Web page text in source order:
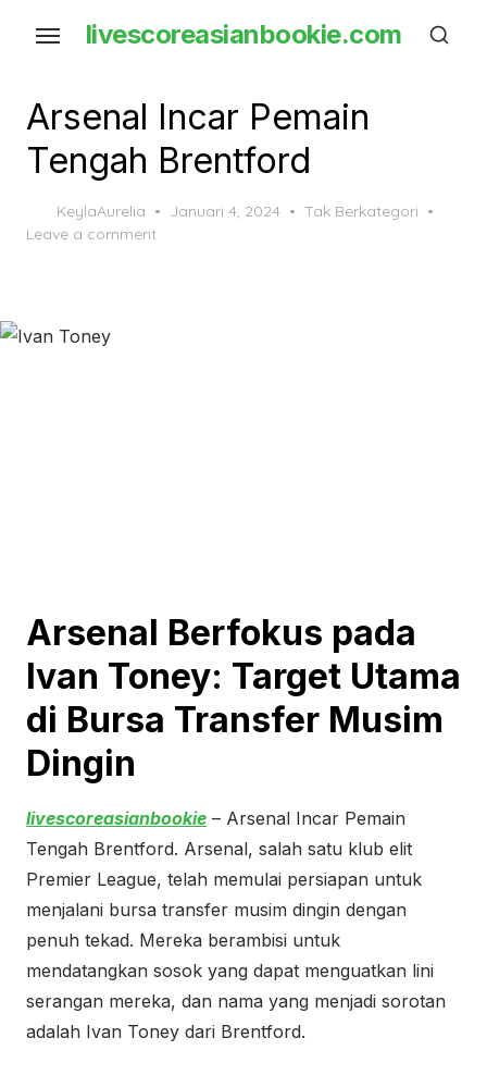
content
livescoreasianbookie.com
Arsenal Incar Pemain
Tengah Brentford
KeylaAurelia
Posted
Januari 4, 2024
Tak Berkategori
Leave a comment
Arsenal Berfokus pada
Ivan Toney: Target Utama
di Bursa Transfer Musim
Dingin
livescoreasianbookie – Arsenal Incar Pemain
Tengah Brentford. Arsenal, salah satu klub elit
Premier League, telah memulai persiapan untuk
menjalani bursa transfer musim dingin dengan
penuh tekad. Mereka berambisi untuk
mendatangkan sosok yang dapat menguatkan lini
serangan mereka, dan nama yang menjadi sorotan
adalah Ivan Toney dari Brentford.